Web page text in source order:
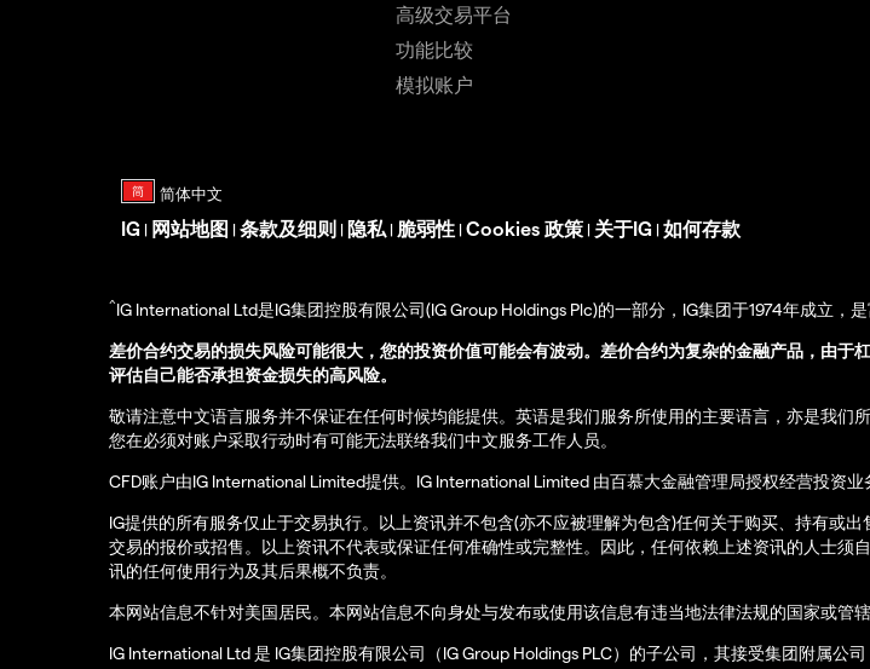
高级交易平台
功能比较
模拟账户
IG | 网站地图 | 条款及细则 | 隐私 | 脆弱性 | Cookies 政策 | 关于IG | 如何存款
^IG International Ltd是IG集团控股有限公司(IG Group Holdings Plc)的一部分，IG集团于1974年成立，
差价合约交易的损失风险可能很大，您的投资价值可能会有波动。差价合约为复杂的金融产品，由
评估自己能否承担资金损失的高风险。
敬请注意中文语言服务并不保证在任何时候均能提供。英语是我们服务所使用的主要语言，亦是我们
您在必须对账户采取行动时有可能无法联络我们中文服务工作人员。
CFD账户由IG International Limited提供。IG International Limited 由百慕大金融管理局授权经营投资业
IG提供的所有服务仅止于交易执行。以上资讯并不包含(亦不应被理解为包含)任何关于购买、持有或
交易的报价或招售。以上资讯不代表或保证任何准确性或完整性。因此，任何依赖上述资讯的人士
讯的任何使用行为及其后果概不负责。
本网站信息不针对美国居民。本网站信息不向身处与发布或使用该信息有违当地法律法规的国家或管
IG International Ltd 是 IG集团控股有限公司（IG Group Holdings PLC）的子公司，其接受集团附属公